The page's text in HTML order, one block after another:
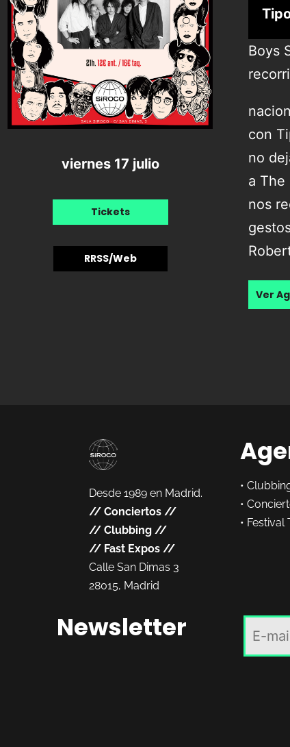
viernes 17 julio
Tickets
RRSS/Web
Boys
con
no
a The
nos
Ver
Desde 1989 en Madrid.
// Conciertos //
// Clubbing //
// Fast Expos //
Calle San Dimas 3
28015, Madrid
•
•
• Festival
Newsletter